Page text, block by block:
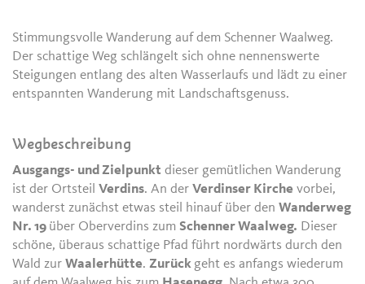
Stimmungsvolle Wanderung auf dem Schenner Waalweg.
Der schattige Weg schlängelt sich ohne nennenswerte
Steigungen entlang des alten Wasserlaufs und lädt zu einer
entspannten Wanderung mit Landschaftsgenuss.
Wegbeschreibung
Ausgangs- und Zielpunkt dieser gemütlichen Wanderung
ist der OrtsteilVerdins. An derVerdinser Kirche vorbei,
wanderst zunächst etwas steil hinauf über denWanderweg
Nr. 19 über Oberverdins zumSchenner Waalweg. Dieser
schöne, überaus schattige Pfad führt nordwärts durch den
Wald zurWaalerhütte.Zurück geht es anfangs wiederum